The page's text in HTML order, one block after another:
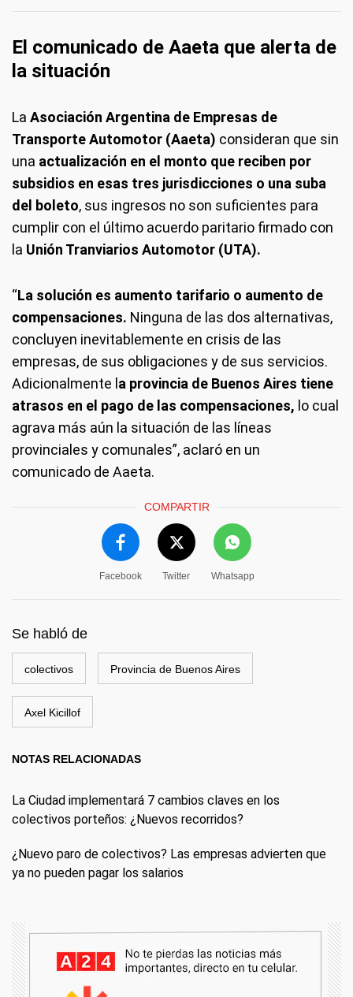
El comunicado de Aaeta que alerta de
la situación
La Asociación Argentina de Empresas de
Transporte Automotor (Aaeta) consideran que sin
una actualización en el monto que reciben por
subsidios en esas tres jurisdicciones o una suba
del boleto, sus ingresos no son suficientes para
cumplir con el último acuerdo paritario firmado con
la Unión Tranviarios Automotor (UTA).
“La solución es aumento tarifario o aumento de
compensaciones. Ninguna de las dos alternativas,
concluyen inevitablemente en crisis de las
empresas, de sus obligaciones y de sus servicios.
Adicionalmente l a provincia de Buenos Aires tiene
atrasos en el pago de las compensaciones, lo cual
agrava más aún la situación de las líneas
provinciales y comunales”, aclaró en un
comunicado de Aaeta.
COMPARTIR
Facebook Twitter Whatsapp
Se habló de
colectivos Provincia de Buenos Aires
Axel Kicillof
NOTAS RELACIONADAS
La Ciudad implementará 7 cambios claves en los
colectivos porteños: ¿Nuevos recorridos?
¿Nuevo paro de colectivos? Las empresas advierten que
ya no pueden pagar los salarios